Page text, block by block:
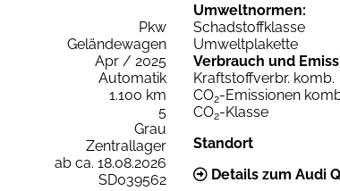
Pkw
Geländewagen
Apr / 2025
Automatik
1.100 km
5
Grau
Zentrallager
ab ca. 18.08.2026
SD039562
Umweltnormen:
Schadstoffklasse
Umweltplakette
Verbrauch und
Kraftstoffverbr. komb.
CO2-Emissionen
CO2-Klasse
Standort
Details zum Audi